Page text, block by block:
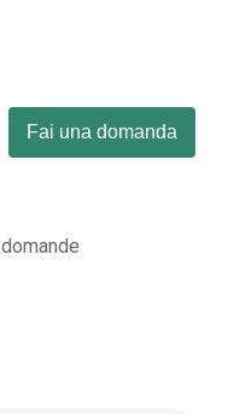
Fai una domanda